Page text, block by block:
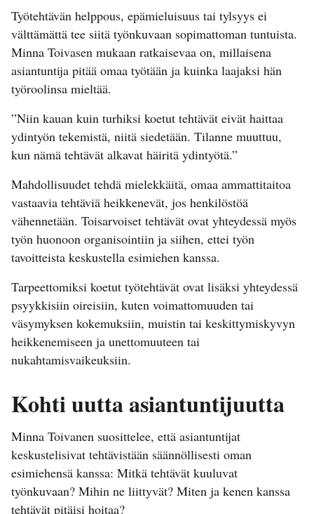
Työtehtävän helppous, epämieluisuus tai tylsyys ei
välttämättä tee siitä työnkuvaan sopimattoman tuntuista.
Minna Toivasen mukaan ratkaisevaa on, millaisena
asiantuntija pitää omaa työtään ja kuinka laajaksi hän
työroolinsa mieltää.
”Niin kauan kuin turhiksi koetut tehtävät eivät haittaa
ydintyön tekemistä, niitä siedetään. Tilanne muuttuu,
kun nämä tehtävät alkavat häiritä ydintyötä.”
Mahdollisuudet tehdä mielekkäitä, omaa ammattitaitoa
vastaavia tehtäviä heikkenevät, jos henkilöstöä
vähennetään. Toisarvoiset tehtävät ovat yhteydessä myös
työn huonoon organisointiin ja siihen, ettei työn
tavoitteista keskustella esimiehen kanssa.
Tarpeettomiksi koetut työtehtävät ovat lisäksi yhteydessä
psyykkisiin oireisiin, kuten voimattomuuden tai
väsymyksen kokemuksiin, muistin tai keskittymiskyvyn
heikkenemiseen ja unettomuuteen tai
nukahtamisvaikeuksiin.
Kohti uutta asiantuntijuutta
Minna Toivanen suosittelee, että asiantuntijat
keskustelisivat tehtävistään säännöllisesti oman
esimiehensä kanssa: Mitkä tehtävät kuuluvat
työnkuvaan? Mihin ne liittyvät? Miten ja kenen kanssa
tehtävät pitäisi hoitaa?